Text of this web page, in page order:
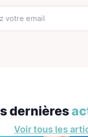
dernières
Voir tous les